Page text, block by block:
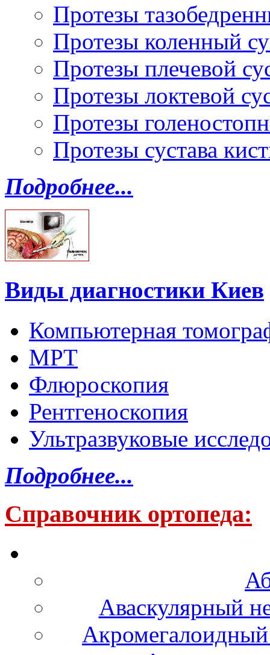
Протезы
Протезы коленный
Протезы плечевой
Протезы локтевой
Протезы
Протезы сустава
Подробнее...
Виды диагностики Киев
Компьютерная
МРТ
Флюроскопия
Рентгеноскопия
Ультразвуковые
Подробнее...
Справочник ортопеда:
Аваскулярный
Акромегалоидный